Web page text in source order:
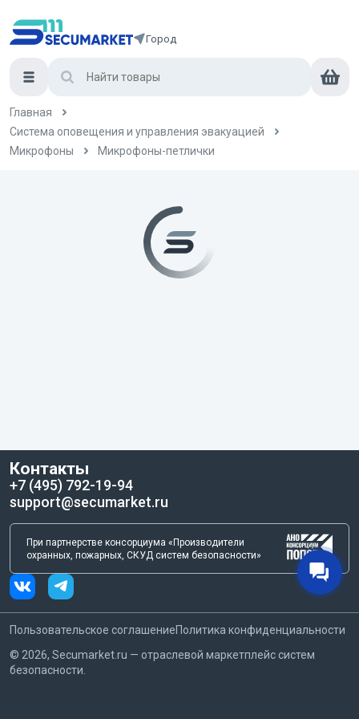
Город
Главная
Система оповещения и управления эвакуацией
Микрофоны
Микрофоны-петлички
Контакты
+7 (495) 792-19-94
support@secumarket.ru
При партнерстве консорциума «Производители
охранных, пожарных, СКУД систем безопасности»
Пользовательское соглашениеПолитика конфиденциальности
© 2026, Secumarket.ru — отраслевой маркетплейс систем
безопасности.